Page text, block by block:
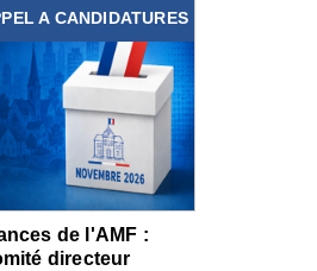
A CANDIDATURES
de l'AMF :
directeur